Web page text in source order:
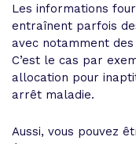
Les informations
entraînent parfois
avec notamment
C’est le cas par
allocation pour
arrêt maladie.
Aussi, vous pouvez